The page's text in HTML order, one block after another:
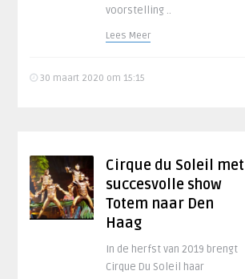
voorstelling ..
Lees Meer
30 maart 2020 om 15:15
Cirque du Soleil met
succesvolle show
Totem naar Den
Haag
In de herfst van 2019 brengt
Cirque Du Soleil haar